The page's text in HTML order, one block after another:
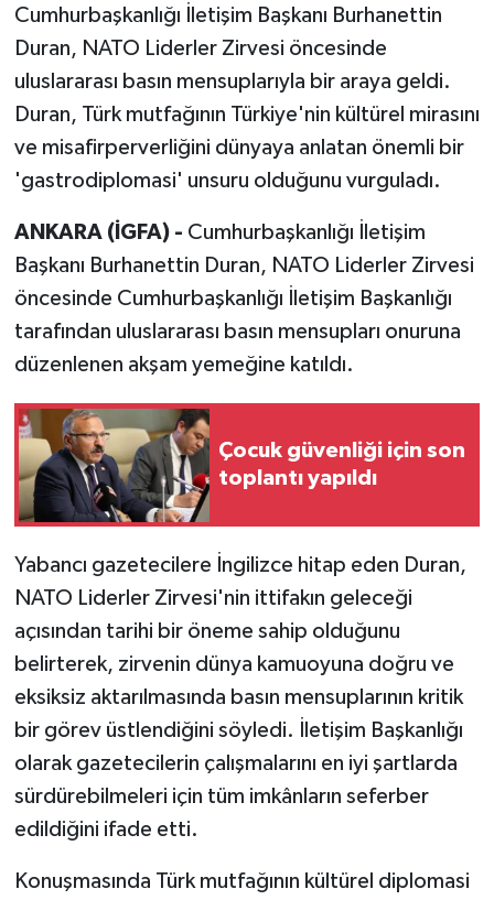
Cumhurbaşkanlığı İletişim Başkanı Burhanettin
Duran, NATO Liderler Zirvesi öncesinde
uluslararası basın mensuplarıyla bir araya geldi.
Duran, Türk mutfağının Türkiye'nin kültürel mirasını
ve misafirperverliğini dünyaya anlatan önemli bir
'gastrodiplomasi' unsuru olduğunu vurguladı.
ANKARA (İGFA) - Cumhurbaşkanlığı İletişim
Başkanı Burhanettin Duran, NATO Liderler Zirvesi
öncesinde Cumhurbaşkanlığı İletişim Başkanlığı
tarafından uluslararası basın mensupları onuruna
düzenlenen akşam yemeğine katıldı.
Çocuk güvenliği için son
toplantı yapıldı
Yabancı gazetecilere İngilizce hitap eden Duran,
NATO Liderler Zirvesi'nin ittifakın geleceği
açısından tarihi bir öneme sahip olduğunu
belirterek, zirvenin dünya kamuoyuna doğru ve
eksiksiz aktarılmasında basın mensuplarının kritik
bir görev üstlendiğini söyledi. İletişim Başkanlığı
olarak gazetecilerin çalışmalarını en iyi şartlarda
sürdürebilmeleri için tüm imkânların seferber
edildiğini ifade etti.
Konuşmasında Türk mutfağının kültürel diplomasi